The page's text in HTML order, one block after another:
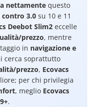
nettamentequesto
contro 3.0 su 10 e 11
Deebot Slim2 eccelle
prezzo, mentre
in navigazione e
cerca soprattutto
prezzo, Ecovacs
per chi privilegia
, meglio Ecovacs
.